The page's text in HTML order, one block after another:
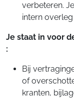
verbeteren.
intern
Je staat in voor
:
Bij
of
kranten,